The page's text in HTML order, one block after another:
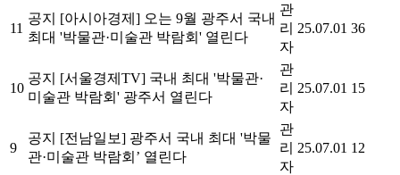
11
공지
[아시아경제] 오는 9월 광주서 국내
최대 '박물관·미술관 박람회' 열린다
관
리
자
25.07.01 36
10
공지
[서울경제TV] 국내 최대 '박물관·
미술관 박람회' 광주서 열린다
관
리
자
25.07.01 15
9
공지
[전남일보] 광주서 국내 최대 '박물
관·미술관 박람회’ 열린다
관
리
자
25.07.01 12